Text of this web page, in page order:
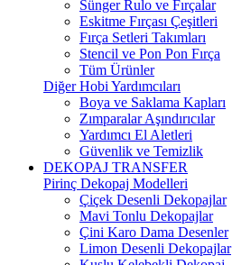
Sünger Rulo ve Fırçalar
Eskitme Fırçası Çeşitleri
Fırça Setleri Takımları
Stencil ve Pon Pon Fırça
Tüm Ürünler
Diğer Hobi Yardımcıları
Boya ve Saklama Kapları
Zımparalar Aşındırıcılar
Yardımcı El Aletleri
Güvenlik ve Temizlik
DEKOPAJ TRANSFER
Pirinç Dekopaj Modelleri
Çiçek Desenli Dekopajlar
Mavi Tonlu Dekopajlar
Çini Karo Dama Desenler
Limon Desenli Dekopajlar